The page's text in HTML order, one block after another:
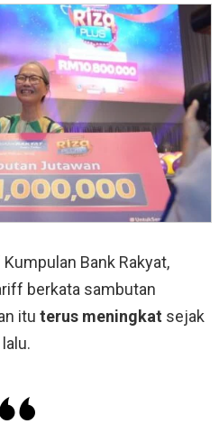
Bank Rakyat,
berkata sambutan
itu terus meningkat sejak